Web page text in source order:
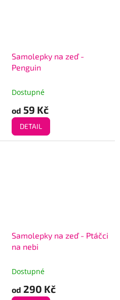
Samolepky na zeď -
Penguin
Dostupné
od 59 Kč
DETAIL
Samolepky na zeď - Ptáčci
na nebi
Dostupné
od 290 Kč